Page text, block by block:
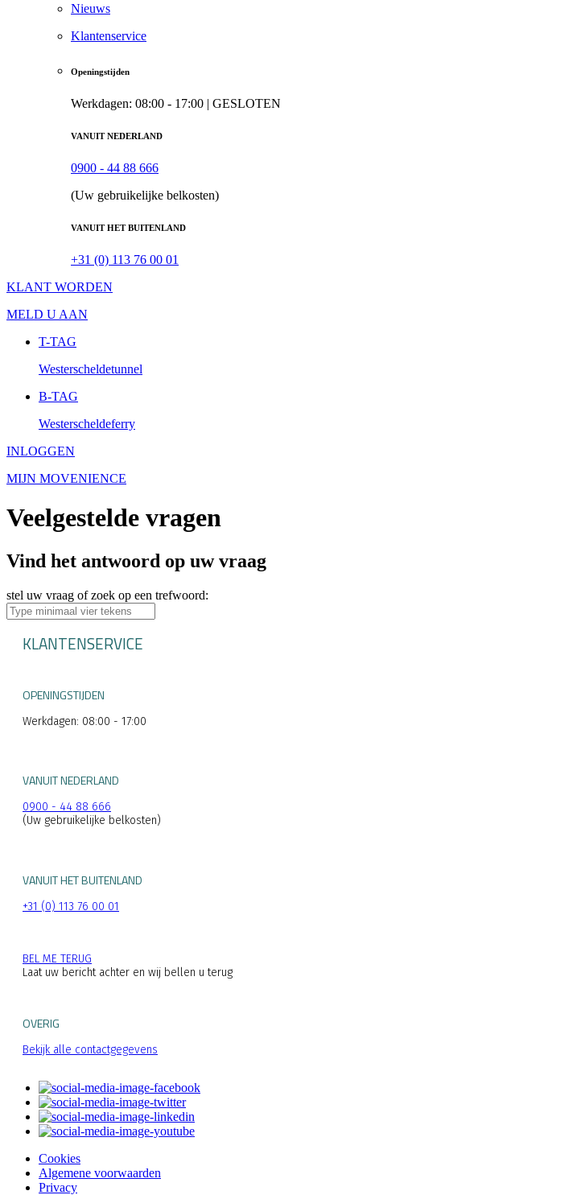
Nieuws
Klantenservice
Openingstijden
Werkdagen: 08:00 - 17:00 | GESLOTEN
VANUIT NEDERLAND
0900 - 44 88 666
(Uw gebruikelijke belkosten)
VANUIT HET BUITENLAND
+31 (0) 113 76 00 01
KLANT WORDEN
MELD U AAN
T-TAG
Westerscheldetunnel
B-TAG
Westerscheldeferry
INLOGGEN
MIJN MOVENIENCE
Veelgestelde vragen
Vind het antwoord op uw vraag
stel uw vraag of zoek op een trefwoord:
KLANTENSERVICE
OPENINGSTIJDEN
Werkdagen: 08:00 - 17:00
VANUIT NEDERLAND
0900 - 44 88 666
(Uw gebruikelijke belkosten)
VANUIT HET BUITENLAND
+31 (0) 113 76 00 01
BEL ME TERUG
Laat uw bericht achter en wij bellen u terug
OVERIG
Bekijk alle contactgegevens
Cookies
Algemene voorwaarden
Privacy